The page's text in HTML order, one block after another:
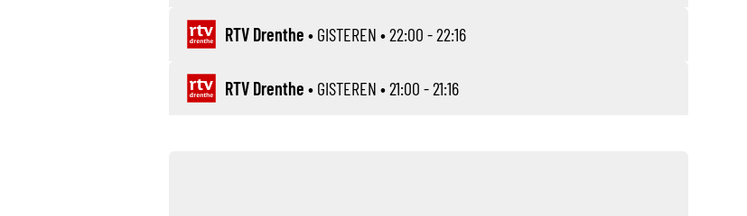
RTV Drenthe • GISTEREN • 22:00 - 22:16
RTV Drenthe • GISTEREN • 21:00 - 21:16